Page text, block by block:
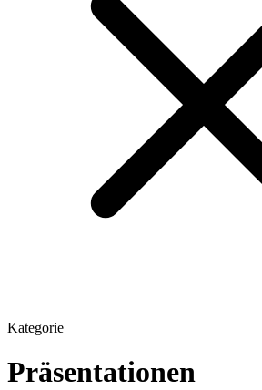
Kategorie
Präsentationen